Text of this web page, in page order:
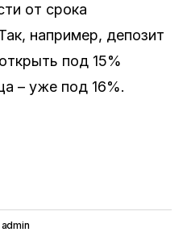
от срока
например, депозит
под 15%
– уже под 16%.
admin